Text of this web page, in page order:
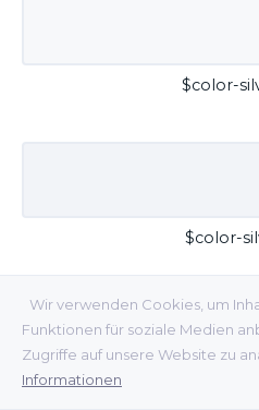
Wir verwenden Cookies, um
Funktionen für soziale Medien
Zugriffe auf unsere Website zu
Informationen
$color-
$color-